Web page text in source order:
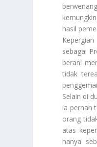
hasil
sebagai
berani
tidak
Selain di
ia pernah
orang
atas
hanya